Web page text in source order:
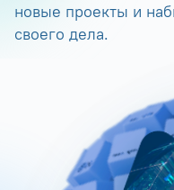
новые проекты и
своего дела.